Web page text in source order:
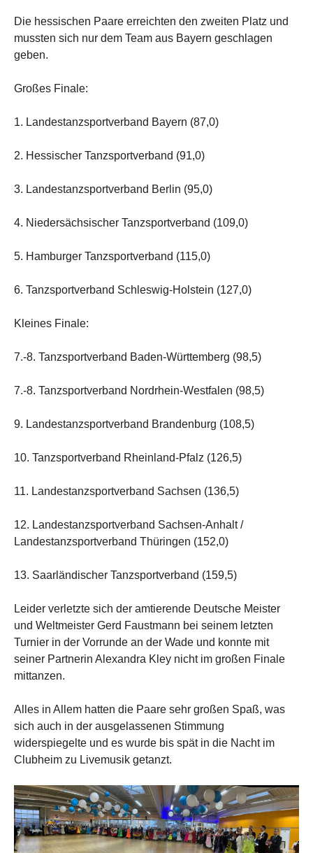
Die hessischen Paare erreichten den zweiten Platz und
mussten sich nur dem Team aus Bayern geschlagen
geben.
Großes Finale:
1. Landestanzsportverband Bayern (87,0)
2. Hessischer Tanzsportverband (91,0)
3. Landestanzsportverband Berlin (95,0)
4. Niedersächsischer Tanzsportverband (109,0)
5. Hamburger Tanzsportverband (115,0)
6. Tanzsportverband Schleswig-Holstein (127,0)
Kleines Finale:
7.-8. Tanzsportverband Baden-Württemberg (98,5)
7.-8. Tanzsportverband Nordrhein-Westfalen (98,5)
9. Landestanzsportverband Brandenburg (108,5)
10. Tanzsportverband Rheinland-Pfalz (126,5)
11. Landestanzsportverband Sachsen (136,5)
12. Landestanzsportverband Sachsen-Anhalt /
Landestanzsportverband Thüringen (152,0)
13. Saarländischer Tanzsportverband (159,5)
Leider verletzte sich der amtierende Deutsche Meister
und Weltmeister Gerd Faustmann bei seinem letzten
Turnier in der Vorrunde an der Wade und konnte mit
seiner Partnerin Alexandra Kley nicht im großen Finale
mittanzen.
Alles in Allem hatten die Paare sehr großen Spaß, was
sich auch in der ausgelassenen Stimmung
widerspiegelte und es wurde bis spät in die Nacht im
Clubheim zu Livemusik getanzt.